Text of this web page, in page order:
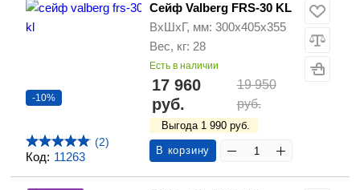
Код: 11263
-10%
(2)
Сейф Valberg FRS-30 KL
ВхШхГ, мм: 300х405х355
Вес, кг: 28
Есть в наличии
17 960
руб.
19 950
руб.
Выгода 1 990 руб.
В корзину